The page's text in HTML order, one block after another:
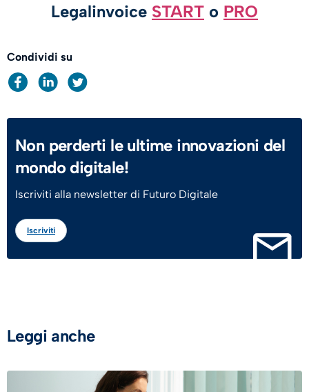
Legalinvoice START o PRO
Condividi su
Non perderti le ultime innovazioni del
mondo digitale!
Iscriviti alla newsletter di Futuro Digitale
Iscriviti
Leggi anche